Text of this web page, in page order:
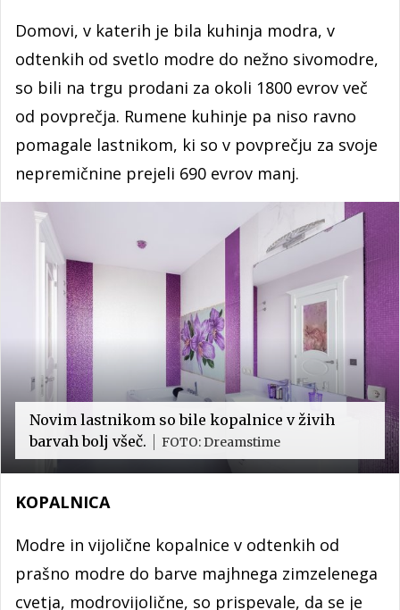
Domovi, v katerih je bila kuhinja modra, v
odtenkih od svetlo modre do nežno sivomodre,
so bili na trgu prodani za okoli 1800 evrov več
od povprečja. Rumene kuhinje pa niso ravno
pomagale lastnikom, ki so v povprečju za svoje
nepremičnine prejeli 690 evrov manj.
Novim lastnikom so bile kopalnice v živih
barvah bolj všeč.
FOTO: Dreamstime
KOPALNICA
Modre in vijolične kopalnice v odtenkih od
prašno modre do barve majhnega zimzelenega
cvetja, modrovijolične, so prispevale, da se je